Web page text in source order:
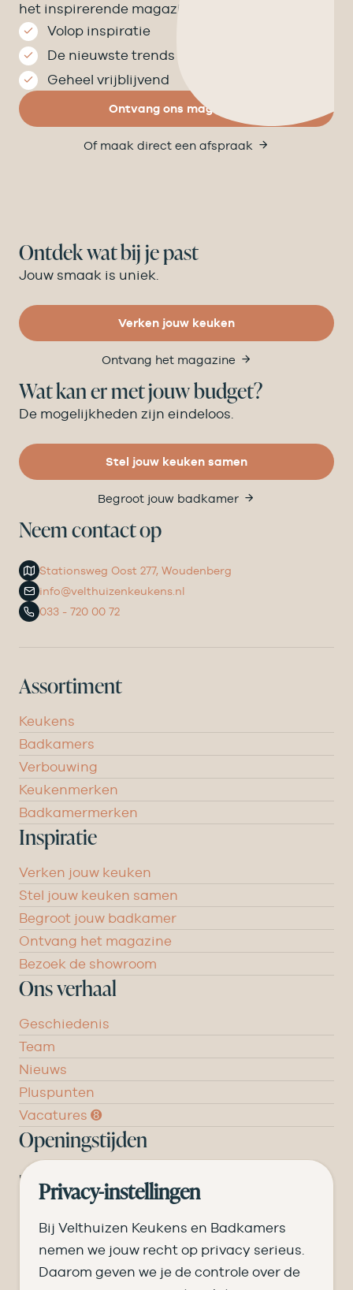
het inspirerende magazine op de mat.
Volop inspiratie
De nieuwste trends
Geheel vrijblijvend
Ontvang ons magazine
Of maak direct een afspraak
Ontdek wat bij je past
Jouw smaak is uniek.
Verken jouw keuken
Ontvang het magazine
Wat kan er met jouw budget?
De mogelijkheden zijn eindeloos.
Stel jouw keuken samen
Begroot jouw badkamer
Neem contact op
Stationsweg Oost 277, Woudenberg
info@velthuizenkeukens.nl
033 - 720 00 72
Assortiment
Keukens
Badkamers
Verbouwing
Keukenmerken
Badkamermerken
Inspiratie
Verken jouw keuken
Stel jouw keuken samen
Begroot jouw badkamer
Ontvang het magazine
Bezoek de showroom
Ons verhaal
Geschiedenis
Team
Nieuws
Pluspunten
Vacatures ➑
Openingstijden
DI 09.00 tot 17.30
09.00 tot 17.30
09.00 tot 20.00
Privacy-instellingen
Bij Velthuizen Keukens en Badkamers
nemen we jouw recht op privacy serieus.
Daarom geven we je de controle over de